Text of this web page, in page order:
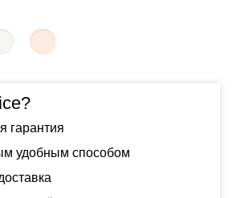
гарантия
удобным способом